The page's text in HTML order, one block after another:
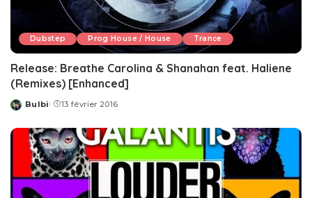
Dubstep Prog House / House Trance
Release: Breathe Carolina & Shanahan feat. Haliene
(Remixes) [Enhanced]
Posted
Bulbi 13 février 2016